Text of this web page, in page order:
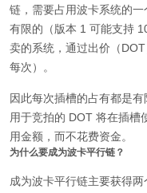
链，需要占用波卡系统的
有限的（版本 1 可能支持
卖的系统，通过出价（
每次）。
因此每次插槽的占有都是
用于竞拍的 DOT 将在插槽
用金额，而不花费资金。
为什么要成为波卡平行链？
成为波卡平行链主要获得